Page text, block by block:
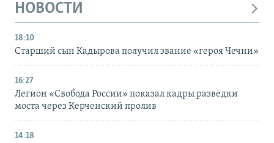
НОВОСТИ
18:10
Старший сын Кадырова получил звание «героя Чечни»
16:27
Легион «Свобода России» показал кадры разведки
моста через Керченский пролив
14:18